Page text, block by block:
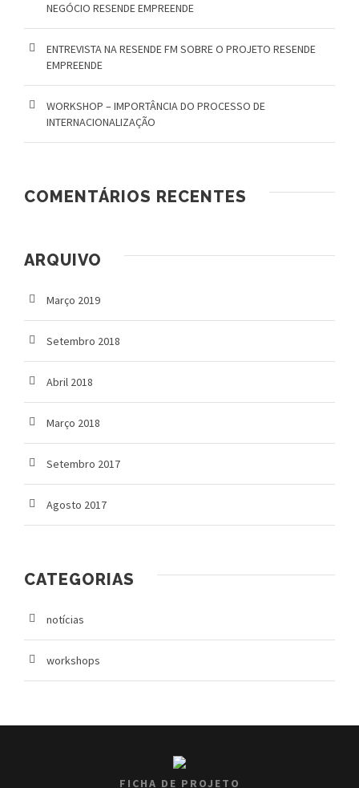
NEGÓCIO RESENDE EMPREENDE
ENTREVISTA NA RESENDE FM SOBRE O PROJETO RESENDE
EMPREENDE
WORKSHOP – IMPORTÂNCIA DO PROCESSO DE
INTERNACIONALIZAÇÃO
COMENTÁRIOS RECENTES
ARQUIVO
Março 2019
Setembro 2018
Abril 2018
Março 2018
Setembro 2017
Agosto 2017
CATEGORIAS
notícias
workshops
FICHA DE PROJETO